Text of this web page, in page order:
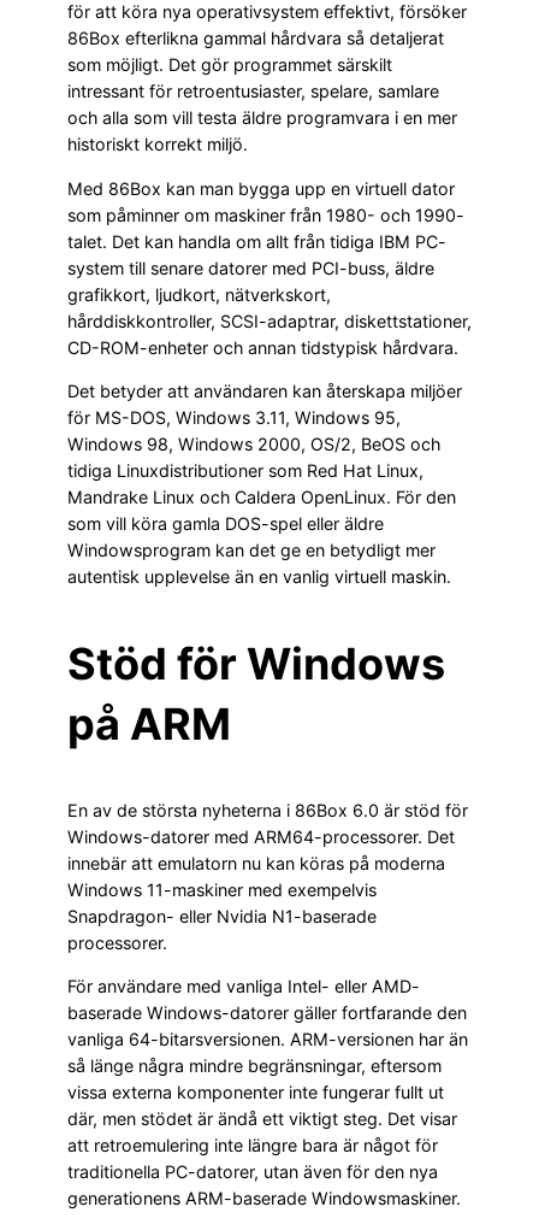
för att köra nya operativsystem effektivt, försöker
86Box efterlikna gammal hårdvara så detaljerat
som möjligt. Det gör programmet särskilt
intressant för retroentusiaster, spelare, samlare
och alla som vill testa äldre programvara i en mer
historiskt korrekt miljö.
Med 86Box kan man bygga upp en virtuell dator
som påminner om maskiner från 1980- och 1990-
talet. Det kan handla om allt från tidiga IBM PC-
system till senare datorer med PCI-buss, äldre
grafikkort, ljudkort, nätverkskort,
hårddiskkontroller, SCSI-adaptrar, diskettstationer,
CD-ROM-enheter och annan tidstypisk hårdvara.
Det betyder att användaren kan återskapa miljöer
för MS-DOS, Windows 3.11, Windows 95,
Windows 98, Windows 2000, OS/2, BeOS och
tidiga Linuxdistributioner som Red Hat Linux,
Mandrake Linux och Caldera OpenLinux. För den
som vill köra gamla DOS-spel eller äldre
Windowsprogram kan det ge en betydligt mer
autentisk upplevelse än en vanlig virtuell maskin.
Stöd för Windows
på ARM
En av de största nyheterna i 86Box 6.0 är stöd för
Windows-datorer med ARM64-processorer. Det
innebär att emulatorn nu kan köras på moderna
Windows 11-maskiner med exempelvis
Snapdragon- eller Nvidia N1-baserade
processorer.
För användare med vanliga Intel- eller AMD-
baserade Windows-datorer gäller fortfarande den
vanliga 64-bitarsversionen. ARM-versionen har än
så länge några mindre begränsningar, eftersom
vissa externa komponenter inte fungerar fullt ut
där, men stödet är ändå ett viktigt steg. Det visar
att retroemulering inte längre bara är något för
traditionella PC-datorer, utan även för den nya
generationens ARM-baserade Windowsmaskiner.